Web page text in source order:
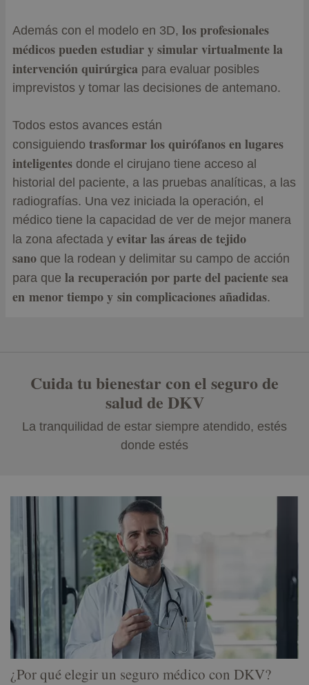
Además con el modelo en 3D, los profesionales
médicos pueden estudiar y simular virtualmente la
intervención quirúrgica para evaluar posibles
imprevistos y tomar las decisiones de antemano.
Todos estos avances están
consiguiendo trasformar los quirófanos en lugares
inteligentes donde el cirujano tiene acceso al
historial del paciente, a las pruebas analíticas, a las
radiografías. Una vez iniciada la operación, el
médico tiene la capacidad de ver de mejor manera
la zona afectada y evitar las áreas de tejido
sano que la rodean y delimitar su campo de acción
para que la recuperación por parte del paciente sea
en menor tiempo y sin complicaciones añadidas.
Cuida tu bienestar con el seguro de
salud de DKV
La tranquilidad de estar siempre atendido, estés
donde estés
¿Por qué elegir un seguro médico con DKV?